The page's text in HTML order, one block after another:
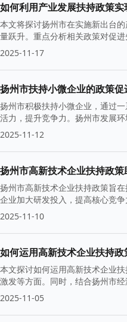
如何利用产业发展扶持政策
本文将探讨扬州市在实施新出台
量跃升。重点分析相关政策对促
2025-11-17
扬州市扶持小微企业的政策
扬州市积极扶持小微企业，通过
活力，提升竞争力。扬州市发展
2025-11-12
扬州市高新技术企业扶持政
扬州市高新技术企业扶持政策旨
企业加大研发投入，提高核心竞
2025-11-10
如何运用高新技术企业扶持
本文探讨如何运用高新技术企业
激发等方面。同时，结合扬州市
2025-11-05